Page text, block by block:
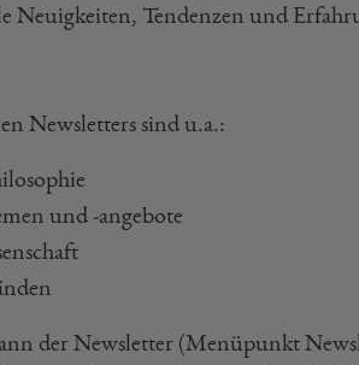
Neuigkeiten, Tendenzen und
Newsletters sind u.a.:
und -angebote
der Newsletter (Menüpunkt